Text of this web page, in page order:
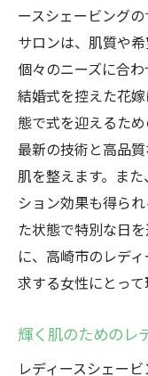
ースシェービング
サロンは、肌質や
個々のニーズに合
結婚式を控えた花
態で式を迎えるため
最新の技術と高品
肌を整えます。ま
ション効果も得ら
た状態で特別な日
に、高崎市のレデ
求する女性にとって
輝く肌のためのレ
レディースシェー